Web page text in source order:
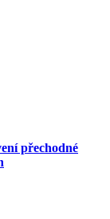
přechodné